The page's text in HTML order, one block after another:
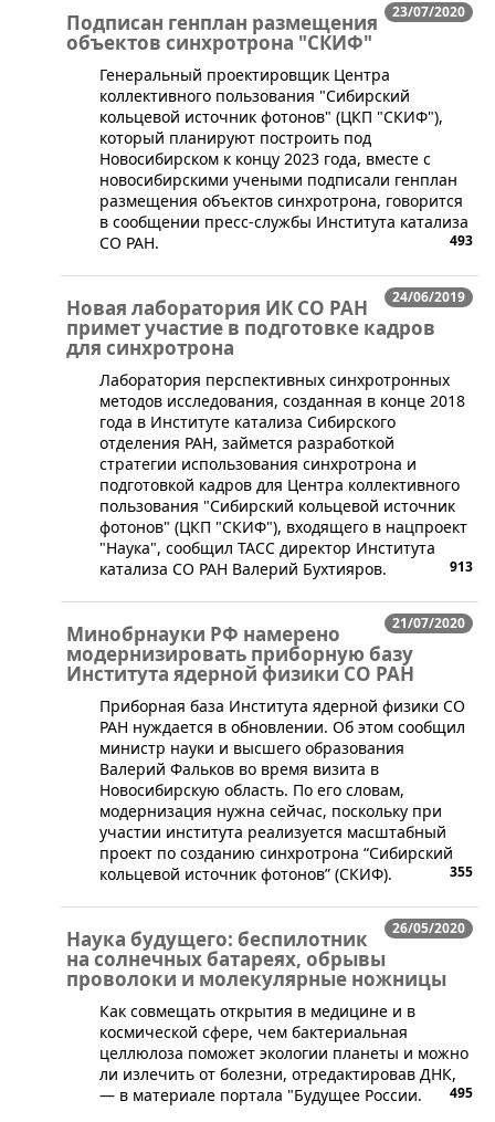
23/07/2020
Подписан генплан размещения
объектов синхротрона "СКИФ"
Генеральный проектировщик Центра
коллективного пользования "Сибирский
кольцевой источник фотонов" (ЦКП "СКИФ"),
который планируют построить под
Новосибирском к концу 2023 года, вместе с
новосибирскими учеными подписали генплан
размещения объектов синхротрона, говорится
в сообщении пресс-службы Института катализа
СО РАН.
493
24/06/2019
Новая лаборатория ИК СО РАН
примет участие в подготовке кадров
для синхротрона
​Лаборатория перспективных синхротронных
методов исследования, созданная в конце 2018
года в Институте катализа Сибирского
отделения РАН, займется разработкой
стратегии использования синхротрона и
подготовкой кадров для Центра коллективного
пользования "Сибирский кольцевой источник
фотонов" (ЦКП "СКИФ"), входящего в нацпроект
"Наука", сообщил ТАСС директор Института
катализа СО РАН Валерий Бухтияров.
913
21/07/2020
Минобрнауки РФ намерено
модернизировать приборную базу
Института ядерной физики СО РАН
Приборная база Института ядерной физики СО
РАН нуждается в обновлении. Об этом сообщил
министр науки и высшего образования
Валерий Фальков во время визита в
Новосибирскую область. По его словам,
модернизация нужна сейчас, поскольку при
участии института реализуется масштабный
проект по созданию синхротрона “Сибирский
кольцевой источник фотонов” (СКИФ).
355
26/05/2020
Наука будущего: беспилотник
на солнечных батареях, обрывы
проволоки и молекулярные ножницы
Как совмещать открытия в медицине и в
космической сфере, чем бактериальная
целлюлоза поможет экологии планеты и можно
ли излечить от болезни, отредактировав ДНК,
— в материале портала "Будущее России.
495